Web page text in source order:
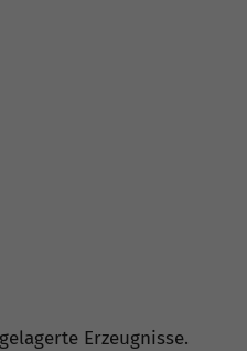
Erzeugnisse.